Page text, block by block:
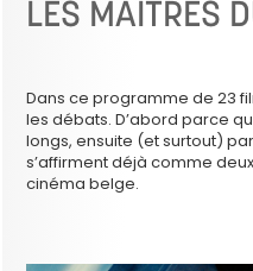
LES MAÎTRES
Dans ce programme de 23
les débats. D’abord parce
longs, ensuite (et surtout)
s’affirment déjà comme
cinéma belge.